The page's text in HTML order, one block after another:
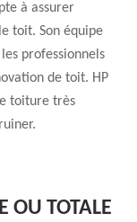
à assurer
toit. Son équipe
professionnels
de toit. HP
toiture très
OU TOTALE